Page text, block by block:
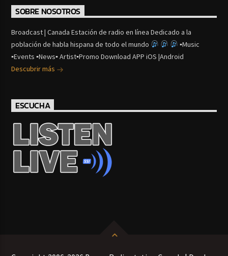
SOBRE NOSOTROS
Broadcast | Canada Estación de radio en línea Dedicado a la
población de habla hispana de todo el mundo
▪Music
▪Events ▪News▪ Artist▪Promo Download APP iOS |Android
Descubrir más
ESCUCHA